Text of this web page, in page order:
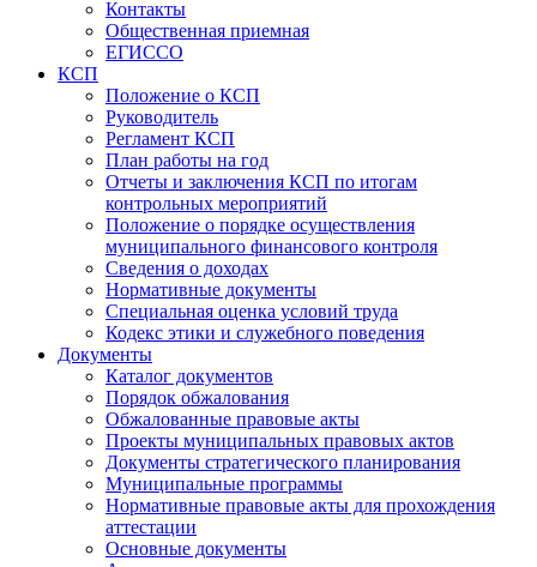
Контакты
Общественная приемная
ЕГИССО
КСП
Положение о КСП
Руководитель
Регламент КСП
План работы на год
Отчеты и заключения КСП по итогам
контрольных мероприятий
Положение о порядке осуществления
муниципального финансового контроля
Сведения о доходах
Нормативные документы
Специальная оценка условий труда
Кодекс этики и служебного поведения
Документы
Каталог документов
Порядок обжалования
Обжалованные правовые акты
Проекты муниципальных правовых актов
Документы стратегического планирования
Муниципальные программы
Нормативные правовые акты для прохождения
аттестации
Основные документы